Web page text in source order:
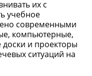
их с
учебное
современными
компьютерные,
и проекторы
ситуаций на